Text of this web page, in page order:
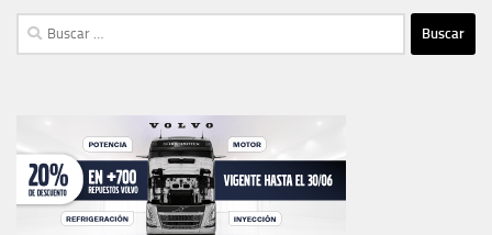
Buscar: